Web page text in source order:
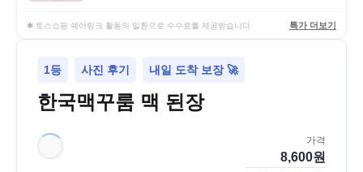
✱ 토스쇼핑 쉐어링크 활동의 일환으로 수수료를 제공받습니다. 특가 더보기
1등 사진 후기 내일 도착 보장 🚀
한국맥꾸룸 맥 된장
가격
8,600원